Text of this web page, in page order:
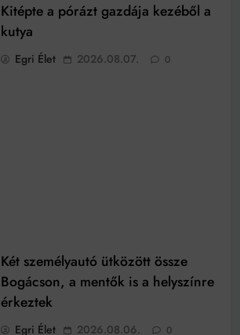
Kitépte a pórázt gazdája kezéből a
kutya
Egri Élet 2026.08.07. 0
Két személyautó ütközött össze
Bogácson, a mentők is a helyszínre
érkeztek
Egri Élet 2026.08.06. 0